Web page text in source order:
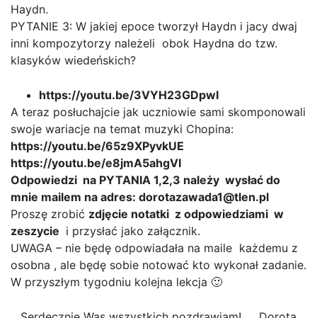
Haydn.
PYTANIE 3: W jakiej epoce tworzył Haydn i jacy dwaj
inni kompozytorzy należeli obok Haydna do tzw.
klasyków wiedeńskich?
https://youtu.be/3VYH23GDpwI
A teraz posłuchajcie jak uczniowie sami skomponowali
swoje wariacje na temat muzyki Chopina:
https://youtu.be/65z9XPyvkUE
https://youtu.be/e8jmA5ahgVI
Odpowiedzi na PYTANIA 1,2,3 należy wysłać do
mnie mailem na adres: dorotazawada1@tlen.pl
Proszę zrobić zdjęcie notatki z odpowiedziami w
zeszycie i przysłać jako załącznik.
UWAGA – nie będę odpowiadała na maile każdemu z
osobna , ale będę sobie notować kto wykonał zadanie.
W przyszłym tygodniu kolejna lekcja 🙂